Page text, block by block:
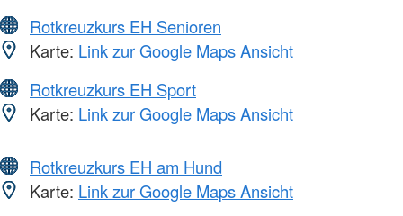
Rotkreuzkurs EH Senioren
Karte: Link zur Google Maps Ansicht
Rotkreuzkurs EH Sport
Karte: Link zur Google Maps Ansicht
Rotkreuzkurs EH am Hund
Karte: Link zur Google Maps Ansicht